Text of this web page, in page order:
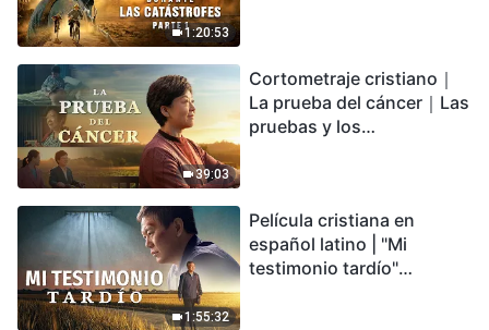
1:20:53
encontrarás refugio?
39:03
Cortometraje cristiano｜
La prueba del cáncer｜Las
pruebas y los
1:55:32
Película cristiana en
español latino | "Mi
testimonio tardío"